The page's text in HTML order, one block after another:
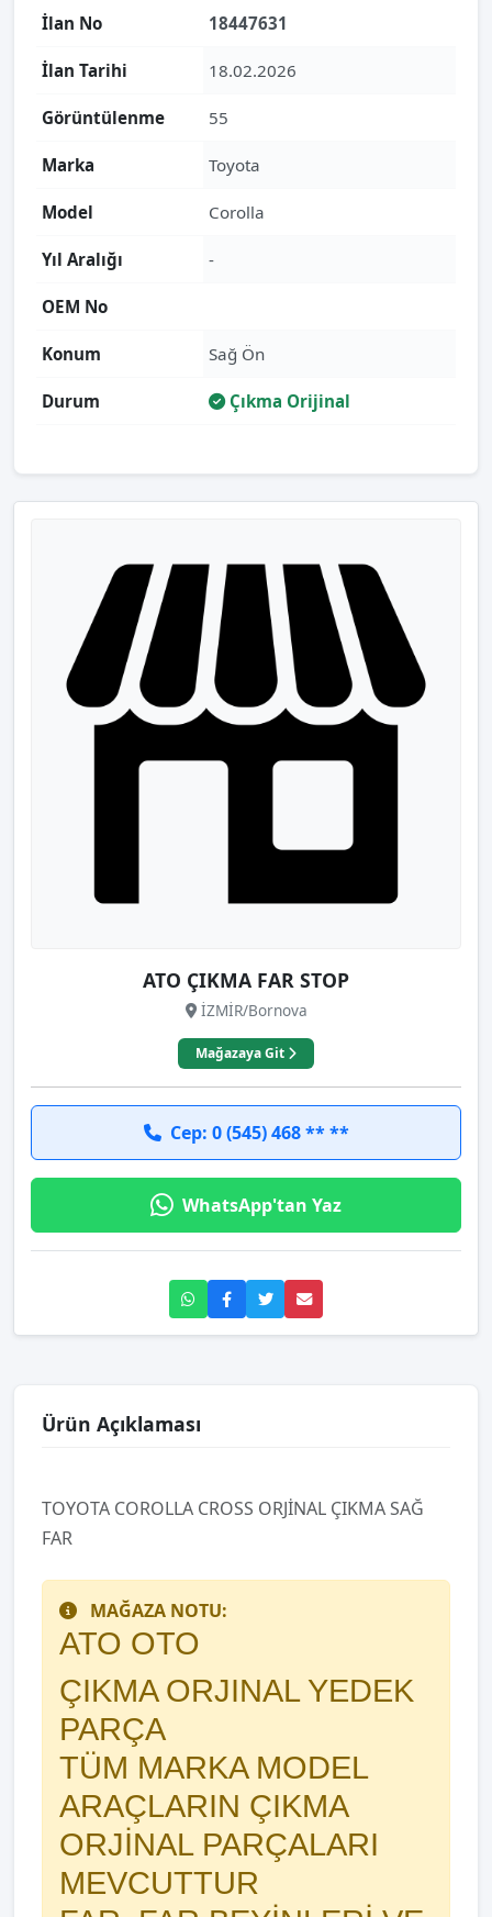
İlan No 18447631
İlan Tarihi 18.02.2026
Görüntülenme 55
Marka Toyota
Model Corolla
Yıl Aralığı -
OEM No
Konum Sağ Ön
Durum Çıkma Orijinal
ATO ÇIKMA FAR STOP
İZMİR/Bornova
Mağazaya Git
Cep: 0 (545) 468 ** **
WhatsApp'tan Yaz
Ürün Açıklaması
TOYOTA COROLLA CROSS ORJİNAL ÇIKMA SAĞ
FAR
MAĞAZA NOTU:
ATO OTO
ÇIKMA ORJINAL YEDEK
PARÇA
TÜM MARKA MODEL
ARAÇLARIN ÇIKMA
ORJİNAL PARÇALARI
MEVCUTTUR